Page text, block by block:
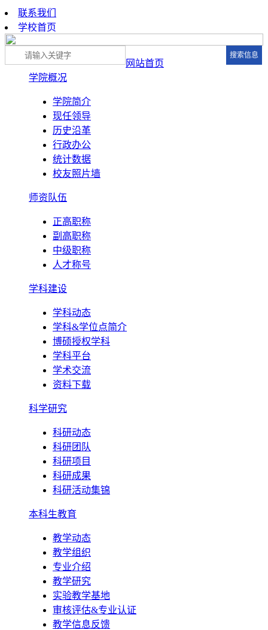
联系我们
学校首页
网站首页
学院概况
学院简介
现任领导
历史沿革
行政办公
统计数据
校友照片墙
师资队伍
正高职称
副高职称
中级职称
人才称号
学科建设
学科动态
学科&学位点简介
博硕授权学科
学科平台
学术交流
资料下载
科学研究
科研动态
科研团队
科研项目
科研成果
科研活动集锦
本科生教育
教学动态
教学组织
专业介绍
教学研究
实验教学基地
审核评估&专业认证
教学信息反馈